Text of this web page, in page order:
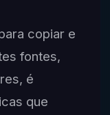
copiar e
fontes,
é
que